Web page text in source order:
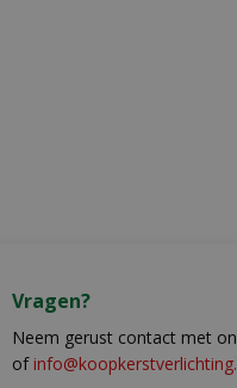
Vragen?
Neem gerust contact met
of